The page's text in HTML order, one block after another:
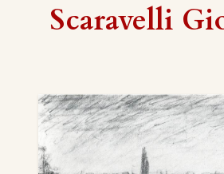
Scaravelli